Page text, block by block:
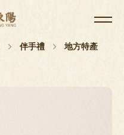
伴手禮
地方特產